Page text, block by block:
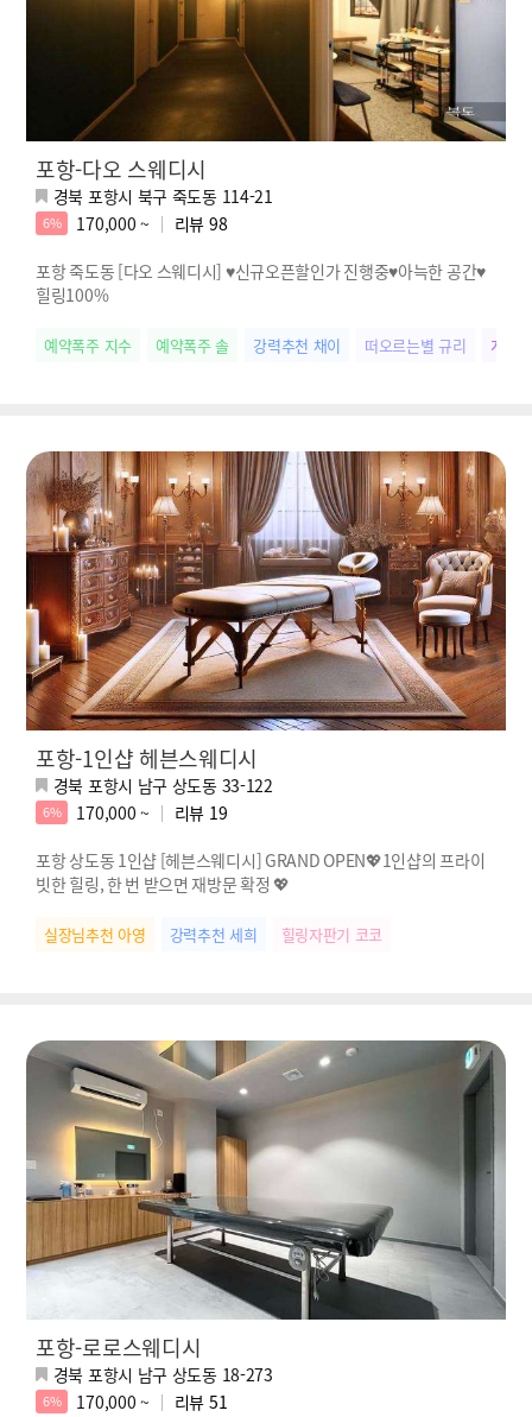
포항-다오 스웨디시
경북 포항시 북구 죽도동 114-21
6% 170,000 ~ 리뷰 98
포항 죽도동 [다오 스웨디시] ♥신규오픈할인가 진행중♥아늑한 공간♥
힐링100%
예약폭주 지수 예약폭주 솔 강력추천 채이 떠오르는별 규리 개성
포항-1인샵 헤븐스웨디시
경북 포항시 남구 상도동 33-122
6% 170,000 ~ 리뷰 19
포항 상도동 1인샵 [헤븐스웨디시] GRAND OPEN💖1인샵의 프라이
빗한 힐링, 한 번 받으면 재방문 확정 💖
실장님추천 아영 강력추천 세희 힐링자판기 코코
포항-로로스웨디시
경북 포항시 남구 상도동 18-273
6% 170,000 ~ 리뷰 51